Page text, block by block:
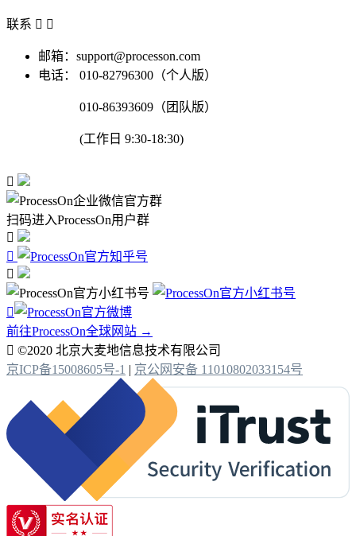
联系  
邮箱：support@processon.com
电话：
010-82796300（个人版）
010-86393609（团队版）
(工作日 9:30-18:30)

扫码进入ProcessOn用户群




前往ProcessOn全球网站 →
 ©2020 北京大麦地信息技术有限公司
京ICP备15008605号-1 | 京公网安备 11010802033154号